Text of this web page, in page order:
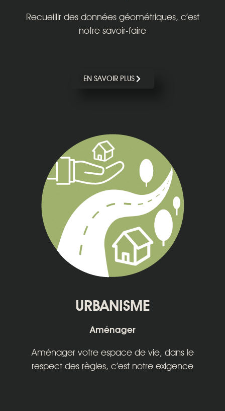
Recueillir des données géométriques, c’est
notre savoir-faire
EN SAVOIR PLUS
URBANISME
Aménager
Aménager votre espace de vie, dans le
respect des règles, c’est notre exigence